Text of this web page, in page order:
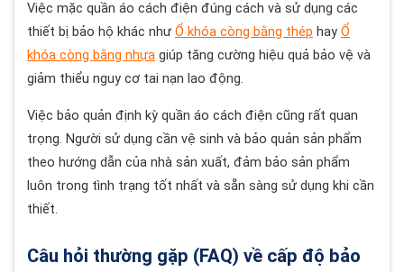
Việc mặc quần áo cách điện đúng cách và sử dụng các
thiết bị bảo hộ khác như Ổ khóa còng bằng thép hay Ổ
khóa còng bằng nhựa giúp tăng cường hiệu quả bảo vệ và
giảm thiểu nguy cơ tai nạn lao động.
Việc bảo quản định kỳ quần áo cách điện cũng rất quan
trọng. Người sử dụng cần vệ sinh và bảo quản sản phẩm
theo hướng dẫn của nhà sản xuất, đảm bảo sản phẩm
luôn trong tình trạng tốt nhất và sẵn sàng sử dụng khi cần
thiết.
Câu hỏi thường gặp (FAQ) về cấp độ bảo